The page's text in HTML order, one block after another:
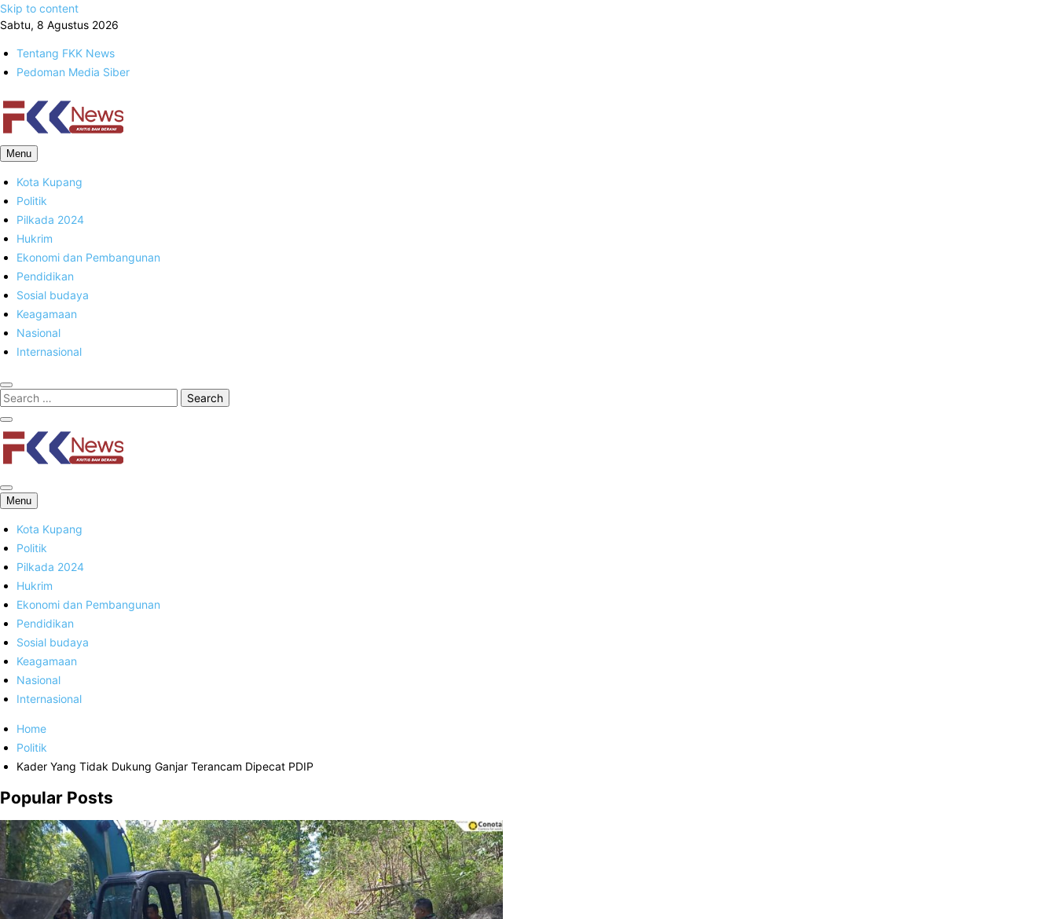
Skip to content
Sabtu, 8 Agustus 2026
Tentang FKK News
Pedoman Media Siber
FKK News
Menu
Kota Kupang
Politik
Pilkada 2024
Hukrim
Ekonomi dan Pembangunan
Pendidikan
Sosial budaya
Keagamaan
Nasional
Internasional
FKK News
Menu
Kota Kupang
Politik
Pilkada 2024
Hukrim
Ekonomi dan Pembangunan
Pendidikan
Sosial budaya
Keagamaan
Nasional
Internasional
Home
Politik
Kader Yang Tidak Dukung Ganjar Terancam Dipecat PDIP
Popular Posts